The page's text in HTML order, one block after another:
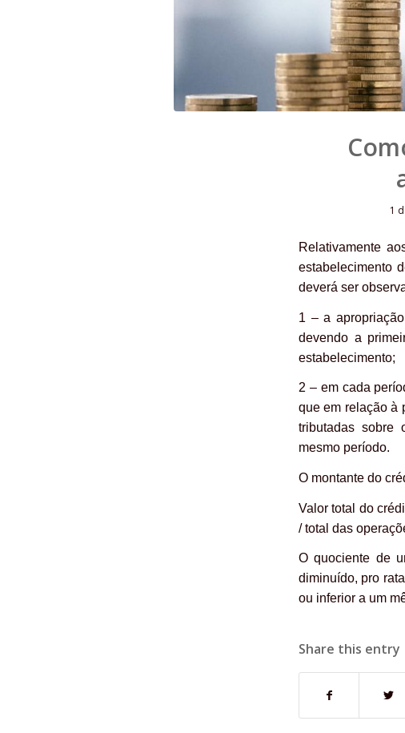
1
Relativamente
estabelecimento
deverá ser
1 – a
devendo a
estabelecimento;
2 – em cada
que em relação à
tributadas sobre
mesmo período.
O montante do
Valor total do
/ total das
O quociente de
diminuído, pro
ou inferior a um
Share this entry